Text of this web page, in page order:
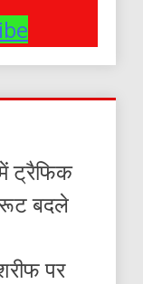
ट्रैफिक
रूट बदले
पर